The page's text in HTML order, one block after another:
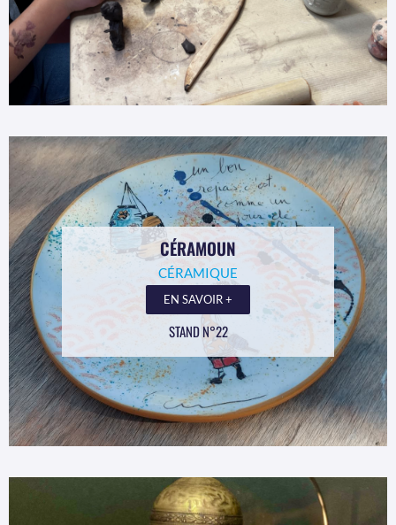
CÉRAMOUN
CÉRAMIQUE
EN SAVOIR +
STAND N°22